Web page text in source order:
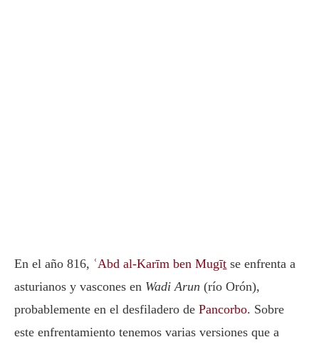
En el año 816, ʿAbd al-Karīm ben Mugīṯ se enfrenta a
asturianos y vascones en Wadi Arun (río Orón),
probablemente en el desfiladero de Pancorbo. Sobre
este enfrentamiento tenemos varias versiones que a